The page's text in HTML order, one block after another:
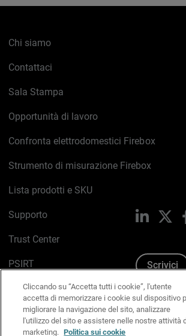
Chi siamo
Contattaci
Sala Stampa
Opportunità di lavoro
Confronta elettrodomestici Firebox
Strumento di misurazione Firebox
Lista prodotti e SKU
Supporto
Trust Center
PSIRT
Politica sui cookie
Informativa sulla privacy
LinkedIn
Scrivici
Cliccando su “Accetta tutti i cookie”, l'utente
accetta di memorizzare i cookie sul dispositivo
migliorare la navigazione del sito, analizzare
l'utilizzo del sito e assistere nelle nostre attività
marketing. Politica sui cookie